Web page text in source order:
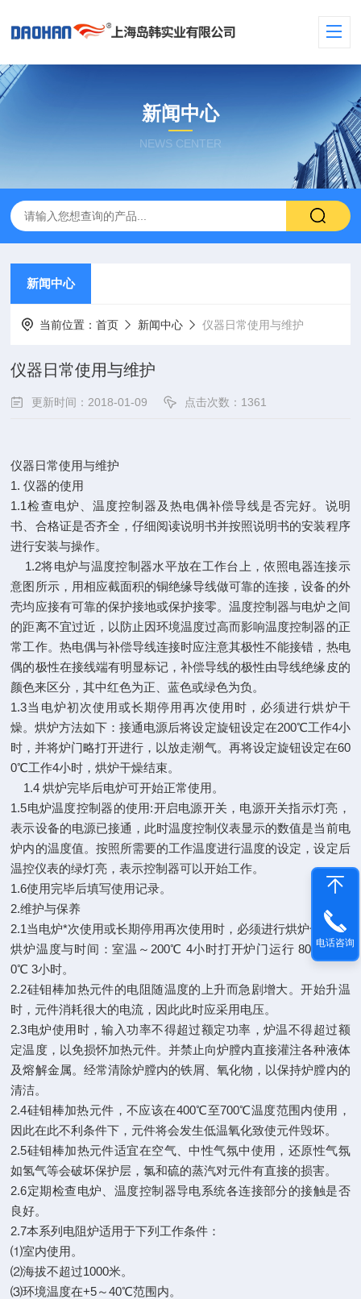
新闻中心
NEWS CENTER
新闻中心
当前位置：首页 新闻中心 仪器日常使用与维护
仪器日常使用与维护
更新时间：2018-01-09 点击次数：1361
仪器日常使用与维护
1. 仪器的使用
1.1检查电炉、温度控制器及热电偶补偿导线是否完好。说明
书、合格证是否齐全，仔细阅读说明书并按照说明书的安装程序
进行安装与操作。
1.2将电炉与温度控制器水平放在工作台上，依照电器连接示
意图所示，用相应截面积的铜绝缘导线做可靠的连接，设备的外
壳均应接有可靠的保护接地或保护接零。温度控制器与电炉之间
的距离不宜过近，以防止因环境温度过高而影响温度控制器的正
常工作。热电偶与补偿导线连接时应注意其极性不能接错，热电
偶的极性在接线端有明显标记，补偿导线的极性由导线绝缘皮的
颜色来区分，其中红色为正、蓝色或绿色为负。
1.3当电炉初次使用或长期停用再次使用时，必须进行烘炉干
燥。烘炉方法如下：接通电源后将设定旋钮设定在200℃工作4小
时，并将炉门略打开进行，以放走潮气。再将设定旋钮设定在60
0℃工作4小时，烘炉干燥结束。
1.4 烘炉完毕后电炉可开始正常使用。
1.5电炉温度控制器的使用:开启电源开关，电源开关指示灯亮，
表示设备的电源已接通，此时温度控制仪表显示的数值是当前电
炉内的温度值。按照所需要的工作温度进行温度的设定，设定后
温控仪表的绿灯亮，表示控制器可以开始工作。
1.6使用完毕后填写使用记录。
2.维护与保养
2.1当电炉*次使用或长期停用再次使用时，必须进行烘炉干燥。
烘炉温度与时间：室温～200℃ 4小时打开炉门运行 800～100
0℃ 3小时。
2.2硅钼棒加热元件的电阻随温度的上升而急剧增大。开始升温
时，元件消耗很大的电流，因此此时应采用电压。
2.3电炉使用时，输入功率不得超过额定功率，炉温不得超过额
定温度，以免损怀加热元件。并禁止向炉膛内直接灌注各种液体
及熔解金属。经常清除炉膛内的铁屑、氧化物，以保持炉膛内的
清洁。
2.4硅钼棒加热元件，不应该在400℃至700℃温度范围内使用，
因此在此不利条件下，元件将会发生低温氧化致使元件毁坏。
2.5硅钼棒加热元件适宜在空气、中性气氛中使用，还原性气氛
如氢气等会破坏保护层，氯和硫的蒸汽对元件有直接的损害。
2.6定期检查电炉、温度控制器导电系统各连接部分的接触是否
良好。
2.7本系列电阻炉适用于下列工作条件：
⑴室内使用。
⑵海拔不超过1000米。
⑶环境温度在+5～40℃范围内。
电话咨询